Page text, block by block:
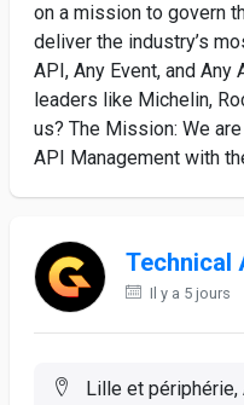
on a mission to govern
deliver the industry’s
API, Any Event, and
leaders like Michelin,
us? The Mission: We
API Management with
Technical
Il y a 5 jours
Lille et